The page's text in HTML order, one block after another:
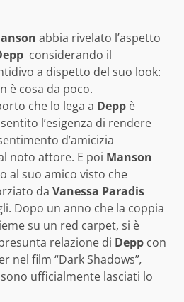
abbia rivelato l’aspetto
considerando il
a dispetto del suo look:
è cosa da poco.
che lo lega a Depp è
l’esigenza di rendere
d’amicizia
noto attore. E poi Manson
al suo amico visto che
da Vanessa Paradis
Dopo un anno che la coppia
su un red carpet, si è
relazione di Depp con
nel film “Dark Shadows”,
ufficialmente lasciati lo